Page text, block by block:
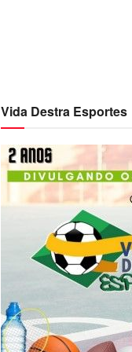
Vida Destra Esportes